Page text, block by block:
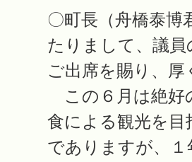
〇町長（舟橋泰
たりまして、議
ご出席を賜り、
この６月は絶好
食による観光を目
でありますが、